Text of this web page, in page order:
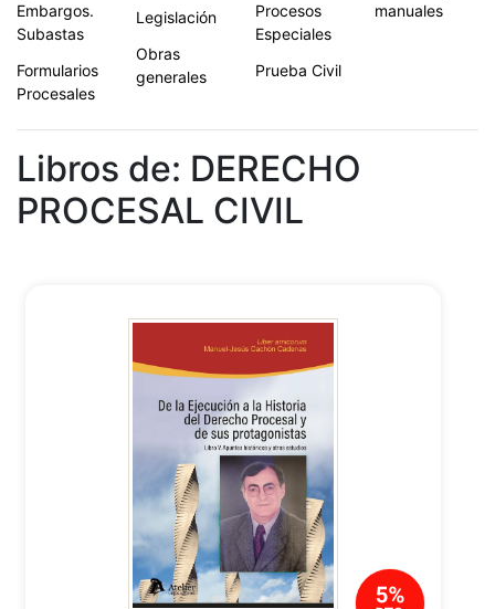
Embargos.
Subastas
Formularios
Procesales
Legislación
Obras
generales
Procesos
Especiales
Prueba Civil
manuales
Libros de: DERECHO
PROCESAL CIVIL